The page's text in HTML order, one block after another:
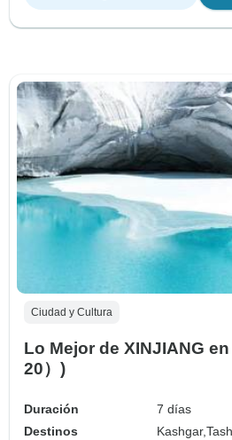
Ciudad y Cultura
Lo Mejor de XINJIANG
20）)
Duración
7 días
Destinos
Kashgar,